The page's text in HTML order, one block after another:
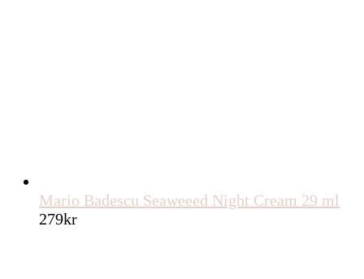
Mario Badescu Seaweeed Night Cream 29 ml
279kr